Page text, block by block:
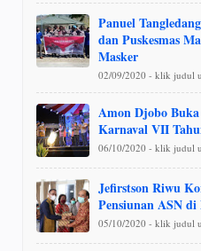
Panuel
dan Puskesmas
Masker
02/09/2020 - klik judul
Amon Djobo
Karnaval VII
06/10/2020 - klik judul
Jefirstson Riwu
Pensiunan ASN
05/10/2020 - klik judul